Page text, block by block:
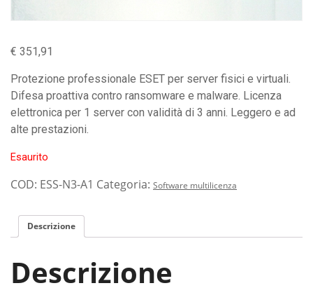
€ 351,91
Protezione professionale ESET per server fisici e virtuali.
Difesa proattiva contro ransomware e malware. Licenza
elettronica per 1 server con validità di 3 anni. Leggero e ad
alte prestazioni.
Esaurito
COD: ESS-N3-A1 Categoria: Software multilicenza
Descrizione
Descrizione